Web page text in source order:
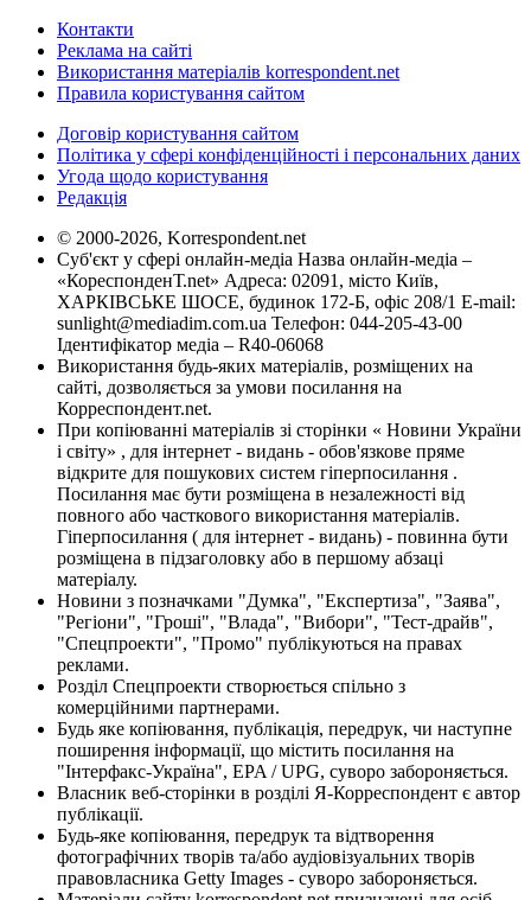
Контакти
Реклама на сайті
Використання матеріалів korrespondent.net
Правила користування сайтом
Договір користування сайтом
Політика у сфері конфіденційності і персональних даних
Угода щодо користування
Редакція
© 2000-2026, Korrespondent.net
Суб'єкт у сфері онлайн-медіа Назва онлайн-медіа –
«КореспонденТ.net» Адреса: 02091, місто Київ,
ХАРКІВСЬКЕ ШОСЕ, будинок 172-Б, офіс 208/1 E-mail:
sunlight@mediadim.com.ua Телефон: 044-205-43-00
Ідентифікатор медіа – R40-06068
Використання будь-яких матеріалів, розміщених на
сайті, дозволяється за умови посилання на
Корреспондент.net.
При копіюванні матеріалів зі сторінки « Новини України
і світу» , для інтернет - видань - обов'язкове пряме
відкрите для пошукових систем гіперпосилання .
Посилання має бути розміщена в незалежності від
повного або часткового використання матеріалів.
Гіперпосилання ( для інтернет - видань) - повинна бути
розміщена в підзаголовку або в першому абзаці
матеріалу.
Новини з позначками "Думка", "Експертиза", "Заява",
"Регіони", "Гроші", "Влада", "Вибори", "Тест-драйв",
"Спецпроекти", "Промо" публікуються на правах
реклами.
Розділ Спецпроекти створюється спільно з
комерційними партнерами.
Будь яке копіювання, публікація, передрук, чи наступне
поширення інформації, що містить посилання на
"Інтерфакс-Україна", EPA / UPG, суворо забороняється.
Власник веб-сторінки в розділі Я-Корреспондент є автор
публікації.
Будь-яке копіювання, передрук та відтворення
фотографічних творів та/або аудіовізуальних творів
правовласника Getty Images - суворо забороняється.